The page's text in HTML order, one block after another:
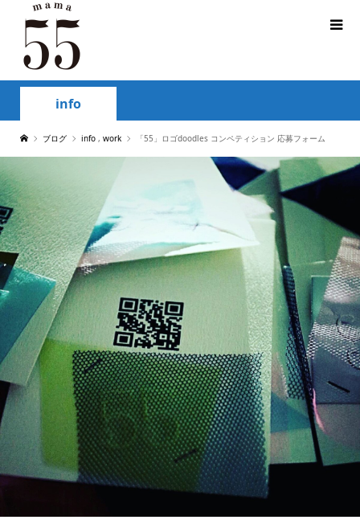
info
ブログ info , work 「55」ロゴdoodles コンペティション 応募フォーム